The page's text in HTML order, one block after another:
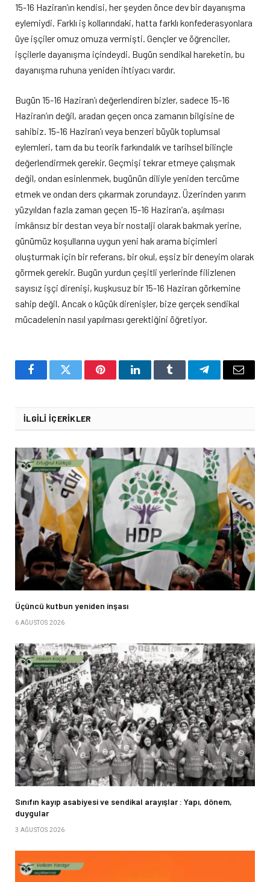
15-16 Haziran’ın kendisi, her şeyden önce dev bir dayanışma
eylemiydi. Farklı iş kollarındaki, hatta farklı konfederasyonlara
üye işçiler omuz omuza vermişti. Gençler ve öğrenciler,
işçilerle dayanışma içindeydi. Bugün sendikal hareketin, bu
dayanışma ruhuna yeniden ihtiyacı vardır.
Bugün 15-16 Haziran’ı değerlendiren bizler, sadece 15-16
Haziran’ın değil, aradan geçen onca zamanın bilgisine de
sahibiz. 15-16 Haziran’ı veya benzeri büyük toplumsal
eylemleri, tam da bu teorik farkındalık ve tarihsel bilinçle
değerlendirmek gerekir. Geçmişi tekrar etmeye çalışmak
değil, ondan esinlenmek, bugünün diliyle yeniden tercüme
etmek ve ondan ders çıkarmak zorundayız. Üzerinden yarım
yüzyıldan fazla zaman geçen 15-16 Haziran’a, aşılması
imkânsız bir destan veya bir nostalji olarak bakmak yerine,
günümüz koşullarına uygun yeni hak arama biçimleri
oluşturmak için bir referans, bir okul, eşsiz bir deneyim olarak
görmek gerekir. Bugün yurdun çeşitli yerlerinde filizlenen
sayısız işçi direnişi, kuşkusuz bir 15-16 Haziran görkemine
sahip değil. Ancak o küçük direnişler, bize gerçek sendikal
mücadelenin nasıl yapılması gerektiğini öğretiyor.
FacebookTwitter PinterestLinkedInTumblr TelegramEmail
İLGILI İÇERIKLER
Üçüncü kutbun yeniden inşası
6 AĞUSTOS 2026
Sınıfın kayıp asabiyesi ve sendikal arayışlar : Yapı, dönem,
duygular
3 AĞUSTOS 2026